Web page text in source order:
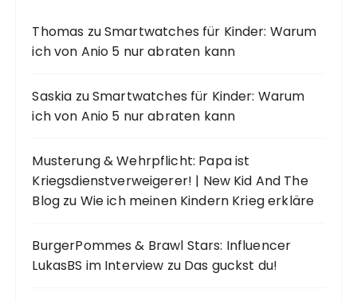
Thomas zuSmartwatches für Kinder: Warum
ich von Anio 5 nur abraten kann
Saskia zuSmartwatches für Kinder: Warum
ich von Anio 5 nur abraten kann
Musterung & Wehrpflicht: Papa ist
Kriegsdienstverweigerer! | New Kid And The
Blog zu Wie ich meinen Kindern Krieg erkläre
BurgerPommes & Brawl Stars: Influencer
LukasBS im Interview zu Das guckst du!